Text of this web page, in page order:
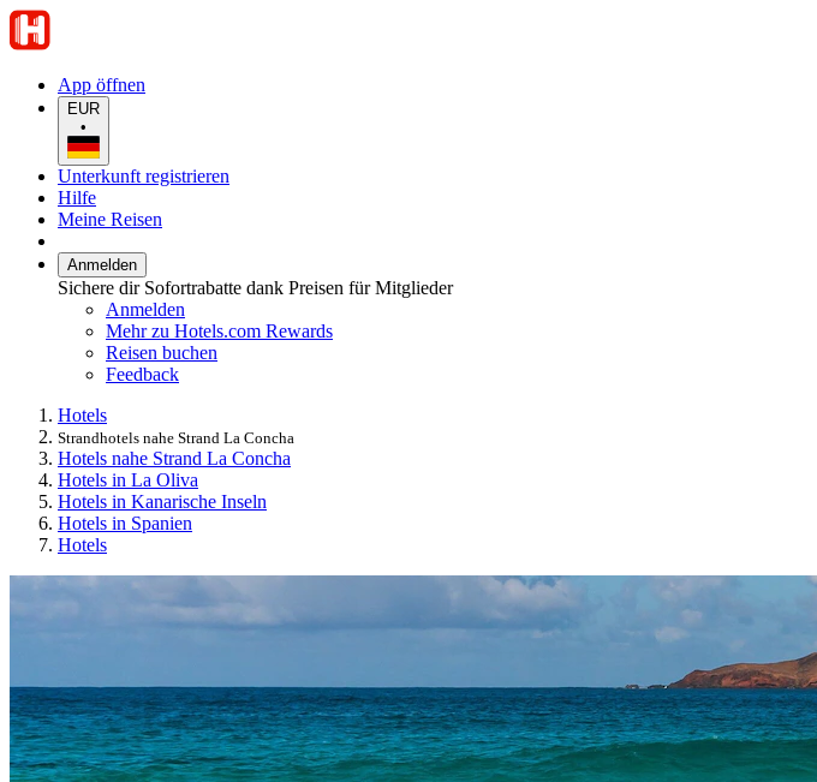
App öffnen
EUR
•
Unterkunft registrieren
Hilfe
Meine Reisen
Anmelden
Sichere dir Sofortrabatte dank Preisen für Mitglieder
Anmelden
Mehr zu Hotels.com Rewards
Reisen buchen
Feedback
Hotels
Strandhotels nahe Strand La Concha
Hotels nahe Strand La Concha
Hotels in La Oliva
Hotels in Kanarische Inseln
Hotels in Spanien
Hotels